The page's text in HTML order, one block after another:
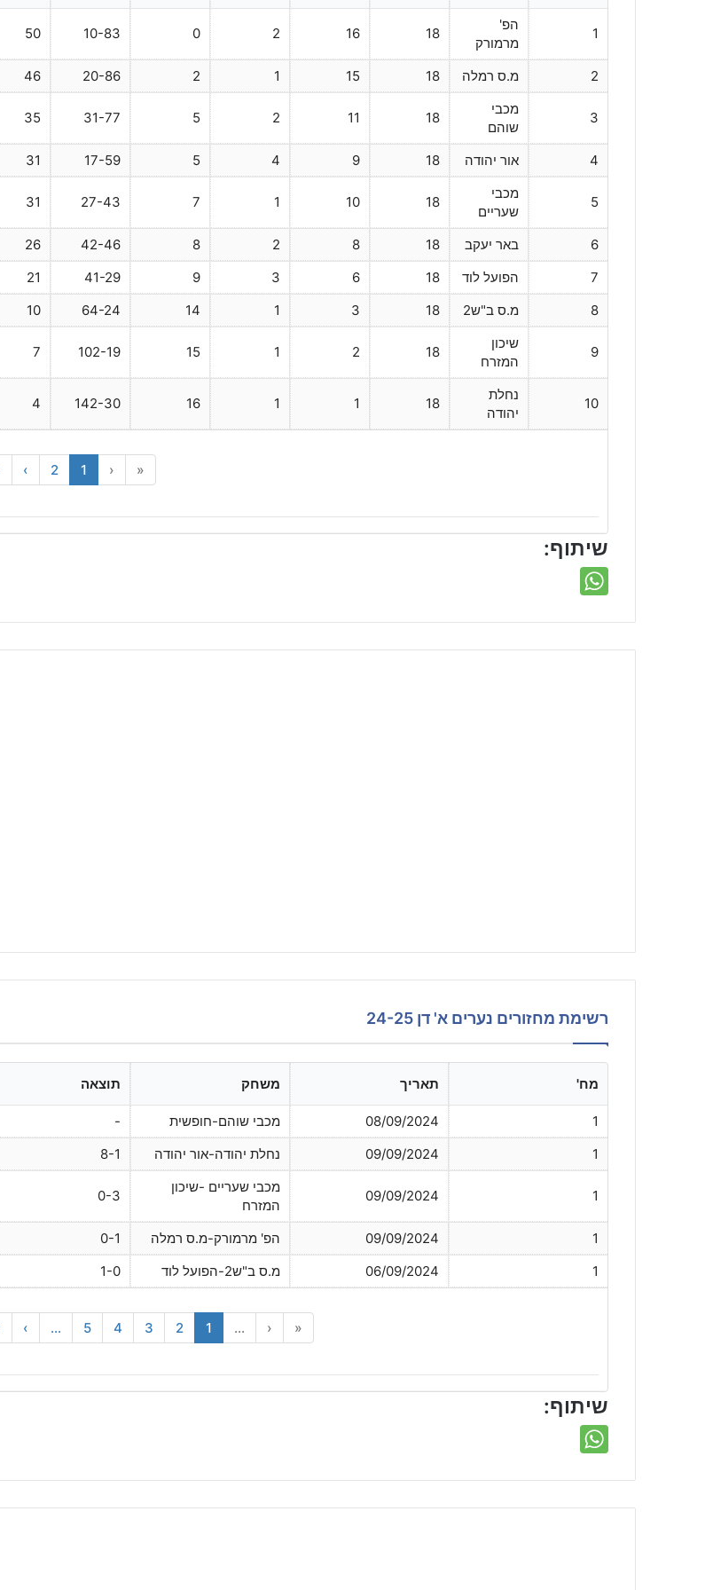
1
הפ'
מרמורק
18
16
2
0
10-83
50
2 מ.ס רמלה 18
15
1
2
20-86
46
3
מכבי
שוהם
18
11
2
5
31-77
35
4 אור יהודה 18
9
4
5
17-59
31
5
מכבי
שעריים
18
10
1
7
27-43
31
6 באר יעקב 18
8
2
8
42-46
26
7
הפועל לוד 18
6
3
9
41-29
21
8
מ.ס ב"ש2 18
3
1
14
64-24
10
9
שיכון
המזרח
18
2
1
15
102-19
7
10
נחלת
יהודה
18
1
1
16
142-30
4
«
‹
1
2
›
שיתוף:
רשימת מחזורים נערים א' דן 24-25
מח' תאריך משחק תוצאה
1
08/09/2024 מכבי שוהם-חופשית
-
1
09/09/2024 נחלת יהודה-אור יהודה 8-1
1
09/09/2024
מכבי שעריים -שיכון
המזרח
0-3
1
09/09/2024 הפ' מרמורק-מ.ס רמלה
0-1
1
06/09/2024 מ.ס ב"ש2-הפועל לוד 1-0
«
‹
...
1
2
3
4
5
...
›
שיתוף: